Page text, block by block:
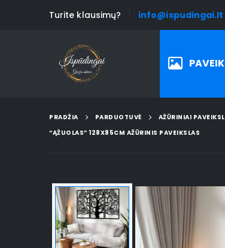
Turite klausimų? info@ispudingai.lt
PRADŽIA PARDUOTUVĖ AŽŪRINIAI
“ĄŽUOLAS” 128X85CM AŽŪRINIS PAVEIKSLAS